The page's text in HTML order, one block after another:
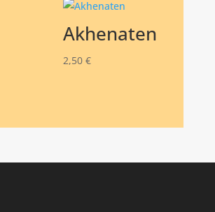
Akhenaten
2,50 €